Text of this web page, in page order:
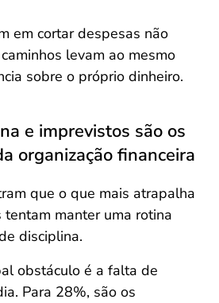
em cortar despesas não
levam ao mesmo
sobre o próprio dinheiro.
e imprevistos são os
organização financeira
que o que mais atrapalha
manter uma rotina
disciplina.
obstáculo é a falta de
Para 28%, são os